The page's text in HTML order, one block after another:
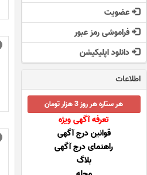
عضویت
فراموشی رمز عبور
دانلود اپلیکیشن
اطلاعات
هر ستاره هر روز 3 هزار تومان
تعرفه آگهی ویژه
قوانین درج آگهی
راهنمای درج آگهی
بلاگ